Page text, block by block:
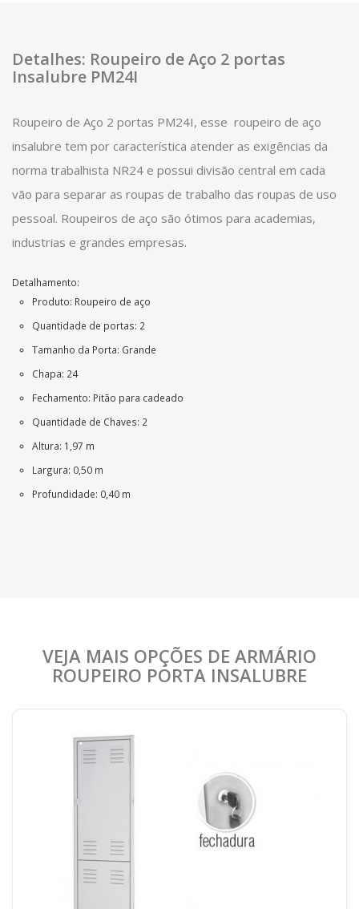
Detalhes: Roupeiro de Aço 2 portas
Insalubre PM24I
Roupeiro de Aço 2 portas PM24I, esse roupeiro de aço
insalubre tem por característica atender as exigências da
norma trabalhista NR24 e possui divisão central em cada
vão para separar as roupas de trabalho das roupas de uso
pessoal. Roupeiros de aço são ótimos para academias,
industrias e grandes empresas.
Detalhamento:
Produto: Roupeiro de aço
Quantidade de portas: 2
Tamanho da Porta: Grande
Chapa: 24
Fechamento: Pitão para cadeado
Quantidade de Chaves: 2
Altura: 1,97 m
Largura: 0,50 m
Profundidade: 0,40 m
VEJA MAIS OPÇÕES DE ARMÁRIO
ROUPEIRO PORTA INSALUBRE